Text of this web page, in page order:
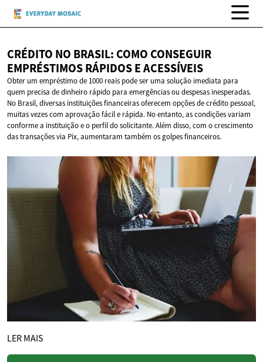
CRÉDITO NO BRASIL: COMO CONSEGUIR
EMPRÉSTIMOS RÁPIDOSE ACESSÍVEIS
Obter um empréstimo de 1000 reais pode ser uma solução imediata para
quem precisa de dinheiro rápido para emergências ou despesas inesperadas.
No Brasil, diversas instituições financeiras oferecem opções de crédito pessoal,
muitas vezes com aprovação fácil e rápida. No entanto, as condições variam
conforme a instituição e o perfil do solicitante. Além disso, com o crescimento
das transações via Pix, aumentaram também os golpes financeiros.
LER MAIS